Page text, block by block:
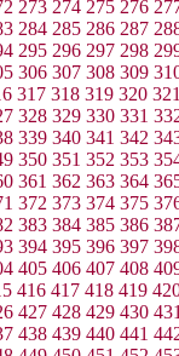
273 274 275 276
284 285 286 287
295 296 297 298
306 307 308 309
317 318 319 320
328 329 330 331
339 340 341 342
350 351 352 353
361 362 363 364
372 373 374 375
383 384 385 386
394 395 396 397
405 406 407 408
416 417 418 419
427 428 429 430
438 439 440 441